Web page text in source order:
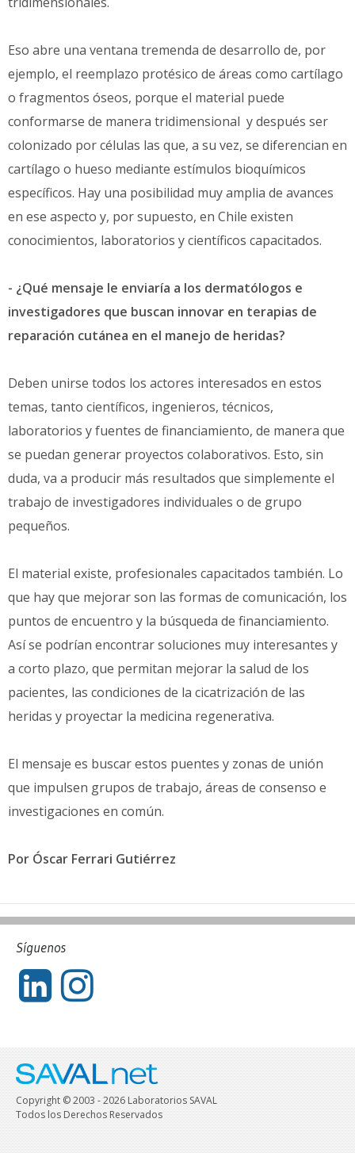
Eso abre una ventana tremenda de desarrollo de, por
ejemplo, el reemplazo protésico de áreas como cartílago
o fragmentos óseos, porque el material puede
conformarse de manera tridimensional y después ser
colonizado por células las que, a su vez, se diferencian en
cartílago o hueso mediante estímulos bioquímicos
específicos. Hay una posibilidad muy amplia de avances
en ese aspecto y, por supuesto, en Chile existen
conocimientos, laboratorios y científicos capacitados.
- ¿Qué mensaje le enviaría a los dermatólogos e
investigadores que buscan innovar en terapias de
reparación cutánea en el manejo de heridas?
Deben unirse todos los actores interesados en estos
temas, tanto científicos, ingenieros, técnicos,
laboratorios y fuentes de financiamiento, de manera que
se puedan generar proyectos colaborativos. Esto, sin
duda, va a producir más resultados que simplemente el
trabajo de investigadores individuales o de grupo
pequeños.
El material existe, profesionales capacitados también. Lo
que hay que mejorar son las formas de comunicación, los
puntos de encuentro y la búsqueda de financiamiento.
Así se podrían encontrar soluciones muy interesantes y
a corto plazo, que permitan mejorar la salud de los
pacientes, las condiciones de la cicatrización de las
heridas y proyectar la medicina regenerativa.
El mensaje es buscar estos puentes y zonas de unión
que impulsen grupos de trabajo, áreas de consenso e
investigaciones en común.
Por Óscar Ferrari Gutiérrez
Síguenos
Copyright © 2003 - 2026 Laboratorios SAVAL
Todos los Derechos Reservados